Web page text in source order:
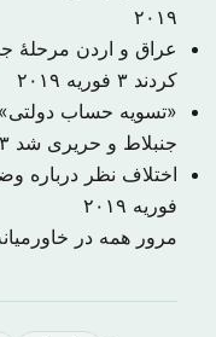
۲۰۱۹
عراق و اردن مرحلهٔ
کردند ۳ فوریه ۲۰۱۹
«تسویه حساب دولتی»
جنبلاط و حریری شد ۳ فوریه ۲۰۱۹
اختلاف نظر درباره
فوریه ۲۰۱۹
مرور همه در